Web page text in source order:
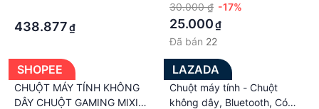
Tính Dành Cho Máy Tính
438.877₫
Laptop,Bảo Hành 12 Tháng
30.000 ₫ -17%
25.000₫
Đã bán 22
SHOPEE
CHUỘT MÁY TÍNH KHÔNG
DÂY CHUỘT GAMING MIXIE
LAZADA
Chuột máy tính - Chuột
không dây, Bluetooth, Có